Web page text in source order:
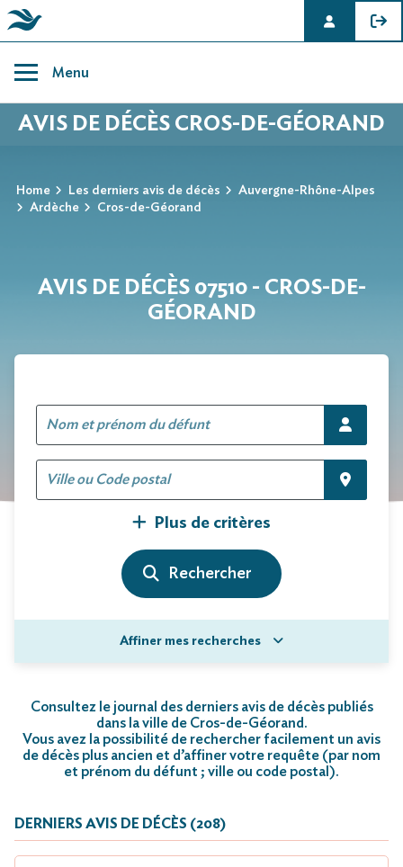
content
Menu
AVIS DE DÉCÈS CROS-DE-GÉORAND
Home Les derniers avis de décès
Auvergne-Rhône-Alpes
Ardèche
Cros-de-Géorand
AVIS DE DÉCÈS 07510 - CROS-DE-
GÉORAND
Plus de critères
Affiner mes recherches
Consultez le journal des derniers avis de décès publiés
dans la ville de Cros-de-Géorand.
Vous avez la possibilité de rechercher facilement un avis
de décès plus ancien et d’affiner votre requête (par nom
et prénom du défunt ; ville ou code postal).
DERNIERS AVIS DE DÉCÈS (208)